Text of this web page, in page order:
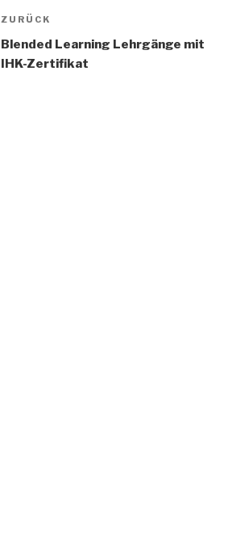
Beitrags-
Navigation
Vorheriger
Beitrag
ZURÜCK
Blended Learning Lehrgänge mit
IHK-Zertifikat